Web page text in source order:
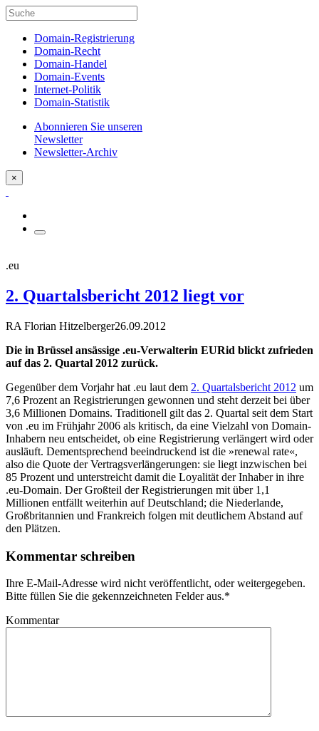
Domain-Registrierung
Domain-Recht
Domain-Handel
Domain-Events
Internet-Politik
Domain-Statistik
Abonnieren Sie unseren
Newsletter
Newsletter-Archiv
×
.eu
2. Quartalsbericht 2012 liegt vor
RA Florian Hitzelberger26.09.2012
Die in Brüssel ansässige .eu-Verwalterin EURid blickt zufrieden
auf das 2. Quartal 2012 zurück.
Gegenüber dem Vorjahr hat .eu laut dem 2. Quartalsbericht 2012 um
7,6 Prozent an Registrierungen gewonnen und steht derzeit bei über
3,6 Millionen Domains. Traditionell gilt das 2. Quartal seit dem Start
von .eu im Frühjahr 2006 als kritisch, da eine Vielzahl von Domain-
Inhabern neu entscheidet, ob eine Registrierung verlängert wird oder
ausläuft. Dementsprechend beeindruckend ist die »renewal rate«,
also die Quote der Vertragsverlängerungen: sie liegt inzwischen bei
85 Prozent und unterstreicht damit die Loyalität der Inhaber in ihre
.eu-Domain. Der Großteil der Registrierungen mit über 1,1
Millionen entfällt weiterhin auf Deutschland; die Niederlande,
Großbritannien und Frankreich folgen mit deutlichem Abstand auf
den Plätzen.
Kommentar schreiben
Ihre E-Mail-Adresse wird nicht veröffentlicht, oder weitergegeben.
Bitte füllen Sie die gekennzeichneten Felder aus.*
Kommentar